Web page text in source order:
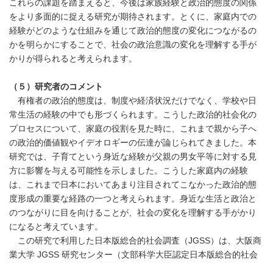
これらの課題を踏まえると、今後は家族経験と政治的態度の関係
をより多面的に捉える研究が期待されます。とくに、家庭内での
経験がどのような仕組みを通じて政治的態度の変化につながるの
かを明らかにすることで、社会の政治意識の変化を理解する手が
かりが得られると考えられます。
（５）研究者のコメント
有権者の政治的態度は、制度や経済状況だけでなく、学校や日
常生活の経験の中でも形づくられます。こうした政治的社会化の
プロセスについて、家庭の役割を見た時に、これまで親から子へ
の政治的価値観やイデオロギーの伝達が論じられてきました。本
研究では、子育てという身近な経験が父親の男女平等に対する見
方に影響を与える可能性を示しました。こうした家庭内の経験
は、これまで日本においてあまり注目されてこなかった政治的態
度形成の重要な経路の一つと考えられます。身近な生活と政治と
のつながりに目を向けることが、社会の変化を理解する手がかり
になると考えています。
この研究で利用した日本版総合的社会調査（JGSS）は、大阪商
業大学 JGSS 研究センター（文部科学大臣認定日本版総合的社会